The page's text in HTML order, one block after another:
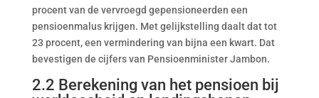
procent van de vervroegd gepensioneerden een
pensioenmalus krijgen. Met gelijkstelling daalt dat tot
23 procent, een vermindering van bijna een kwart. Dat
bevestigen de cijfers van Pensioenminister Jambon.
2.2 Berekening van het pensioen bij